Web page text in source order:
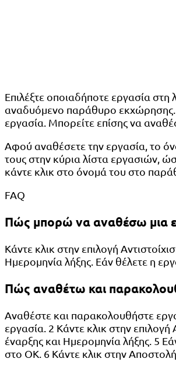
Επιλέξτε οποιαδήποτε εργασία στη
αναδυόμενο παράθυρο εκχώρησης.
εργασία. Μπορείτε επίσης να
Αφού αναθέσετε την εργασία, το
τους στην κύρια λίστα εργασιών,
κάντε κλικ στο όνομά του στο
FAQ
Πώς μπορώ να αναθέσω μια
Κάντε κλικ στην επιλογή
Ημερομηνία λήξης. Εάν θέλετε η
Πώς αναθέτω και
Αναθέστε και παρακολουθήστε
εργασία. 2 Κάντε κλικ στην
έναρξης και Ημερομηνία λήξης. 5
στο OK. 6 Κάντε κλικ στην Αποστολή.